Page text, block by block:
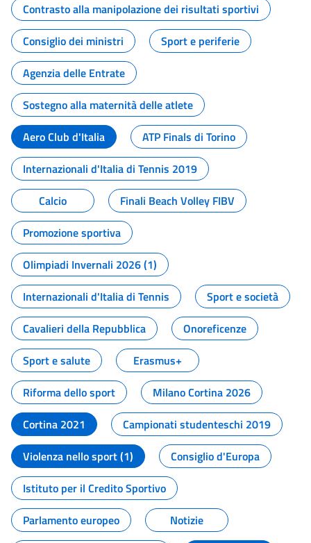
Contrasto alla manipolazione dei risultati sportivi
Consiglio dei ministri
Sport e periferie
Agenzia delle Entrate
Sostegno alla maternità delle atlete
Aero Club d'Italia
ATP Finals di Torino
Internazionali d'Italia di Tennis 2019
Calcio
Finali Beach Volley FIBV
Promozione sportiva
Olimpiadi Invernali 2026 (1)
Internazionali d'Italia di Tennis
Sport e società
Cavalieri della Repubblica
Onoreficenze
Sport e salute
Erasmus+
Riforma dello sport
Milano Cortina 2026
Cortina 2021
Campionati studenteschi 2019
Violenza nello sport (1)
Consiglio d'Europa
Istituto per il Credito Sportivo
Parlamento europeo
Notizie